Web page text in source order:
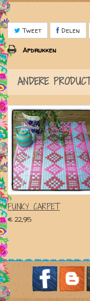
Tweet Delen
Afdrukken
ANDERE
FUNKY CARPET
€ 22,95